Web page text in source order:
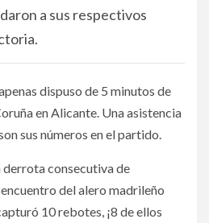
a sus respectivos
dispuso de 5 minutos de
en Alicante. Una asistencia
sus números en el partido.
derrota consecutiva de
del alero madrileño
10 rebotes, ¡8 de ellos